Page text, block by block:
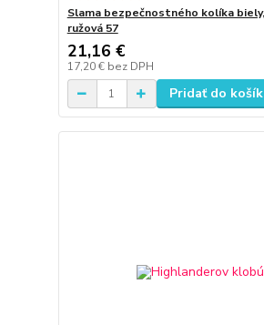
Slama bezpečnostného kolíka
ružová 57
21,16 €
17,20 € bez DPH
Pridať do